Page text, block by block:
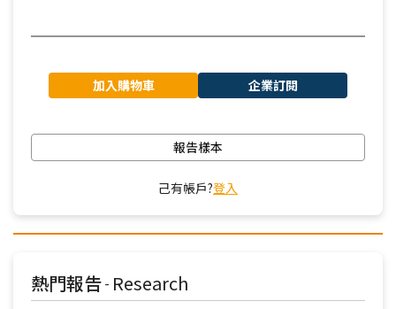
加入購物車 企業訂閱
報告樣本
己有帳戶?登入
熱門報告 - Research